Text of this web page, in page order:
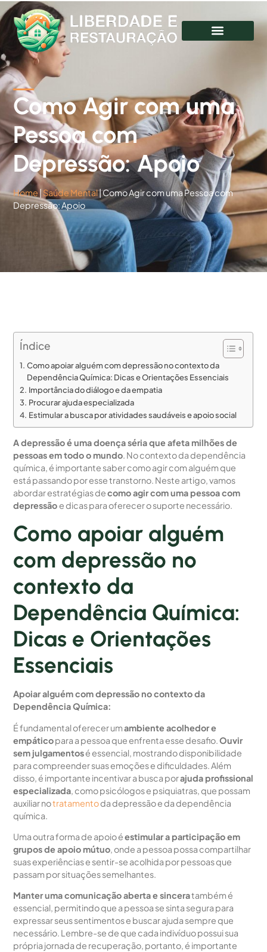
Como Agir com uma
Pessoa com
Depressão: Apoio
Home|Saúde Mental|Como Agir com uma Pessoa com
Depressão: Apoio
Índice
Como apoiar alguém com depressão no contexto da
Dependência Química: Dicas e Orientações Essenciais
Importância do diálogo e da empatia
Procurar ajuda especializada
Estimular a busca por atividades saudáveis e apoio social
A depressão é uma doença séria que afeta milhões de
pessoas em todo o mundo. No contexto da dependência
química, é importante saber como agir com alguém que
está passando por esse transtorno. Neste artigo, vamos
abordar estratégias decomo agir com uma pessoa com
depressão e dicas para oferecer o suporte necessário.
Como apoiar alguém
com depressão no
contexto da
Dependência Química:
Dicas e Orientações
Essenciais
Apoiar alguém com depressão no contexto da
Dependência Química:
É fundamental oferecer umambiente acolhedor e
empáticopara a pessoa que enfrenta esse desafio.Ouvir
sem julgamentosé essencial, mostrando disponibilidade
para compreender suas emoções e dificuldades. Além
disso, é importante incentivar a busca porajuda profissional
especializada , como psicólogos e psiquiatras, que possam
auxiliar notratamentoda depressão e da dependência
química.
Uma outra forma de apoio éestimular a participação em
grupos de apoio mútuo, onde a pessoa possa compartilhar
suas experiências e sentir-se acolhida por pessoas que
passam por situações semelhantes.
Manter uma comunicação aberta e sinceratambém é
essencial, permitindo que a pessoa se sinta segura para
expressar seus sentimentos e buscar ajuda sempre que
necessário. Lembre-se de que cada indivíduo possui sua
própria jornada de recuperação, portanto, é importante